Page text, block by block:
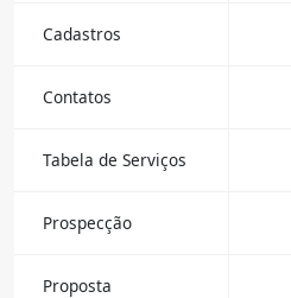
Cadastros
Contatos
Tabela de Serviços
Prospecção
Proposta